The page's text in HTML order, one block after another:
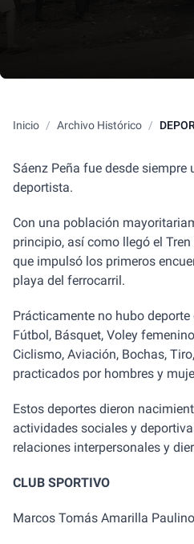
Inicio / Archivo Histórico /
Sáenz Peña fue desde
deportista.
Con una población
principio, así como llegó el
que impulsó los primeros
playa del ferrocarril.
Prácticamente no hubo
Fútbol, Básquet, Voley
Ciclismo, Aviación, Bochas,
practicados por hombres y
Estos deportes dieron
actividades sociales y
relaciones interpersonales y
CLUB SPORTIVO
Marcos Tomás Amarilla